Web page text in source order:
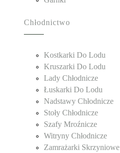
Chłodnictwo
Kostkarki Do Lodu
Kruszarki Do Lodu
Lady Chłodnicze
Łuskarki Do Lodu
Nadstawy Chłodnicze
Stoły Chłodnicze
Szafy Mroźnicze
Witryny Chłodnicze
Zamrażarki Skrzyniowe